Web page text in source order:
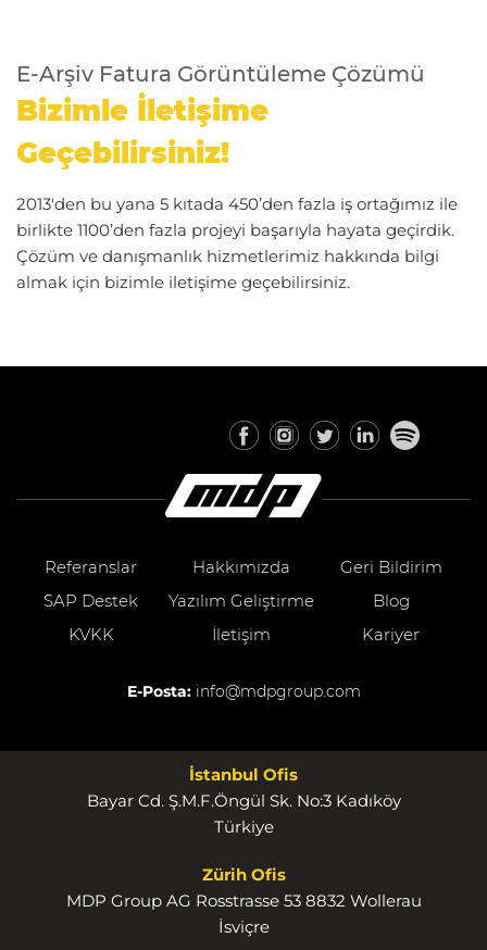
E-Arşiv Fatura Görüntüleme Çözümü
Bizimle İletişime
Geçebilirsiniz!
2013'den bu yana 5 kıtada 450’den fazla iş ortağımız ile
birlikte 1100’den fazla projeyi başarıyla hayata geçirdik.
Çözüm ve danışmanlık hizmetlerimiz hakkında bilgi
almak için bizimle iletişime geçebilirsiniz.
Referanslar Hakkımızda
Geri Bildirim
SAP Destek
Yazılım Geliştirme
Blog
KVKK
İletişim Kariyer
E-Posta: info@mdpgroup.com
İstanbul Ofis
Bayar Cd. Ş.M.F.Öngül Sk. No:3 Kadıköy
Türkiye
Zürih Ofis
MDP Group AG Rosstrasse 53 8832 Wollerau
İsviçre